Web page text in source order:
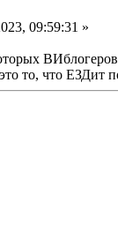
09:59:31 »
то, что ЕЗДит